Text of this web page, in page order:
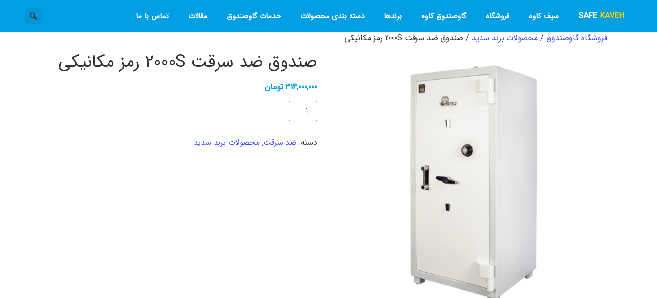
SAFE KAVEH سیف کاوه فروشگاه گاوصندوق کاوه برندها دسته بندی محصولات خدمات گاوصندوق مقالات تماس با ما
فروشگاه گاوصندوق / محصولات برند سدید / صندوق ضد سرقت 2000S رمز مکانیکی
صندوق ضد سرقت 2000S رمز مکانیکی
314,000,000 تومان
دسته: ضد سرقت, محصولات برند سدید